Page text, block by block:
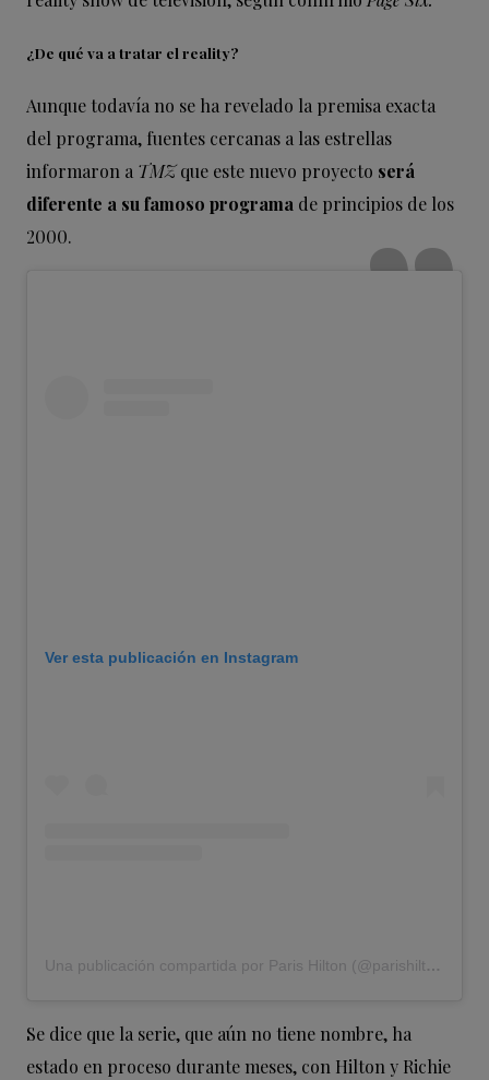
¿De qué va a tratar el reality?
Aunque todavía no se ha revelado la premisa exacta
del programa, fuentes cercanas a las estrellas
informaron a TMZque este nuevo proyecto será
diferente a su famoso programa de principios de los
2000.
Ver esta publicación en Instagram
Una publicación compartida por Paris Hilton (@parishilton)
Se dice que la serie, que aún no tiene nombre, ha
estado en proceso durante meses, con Hilton y Richie